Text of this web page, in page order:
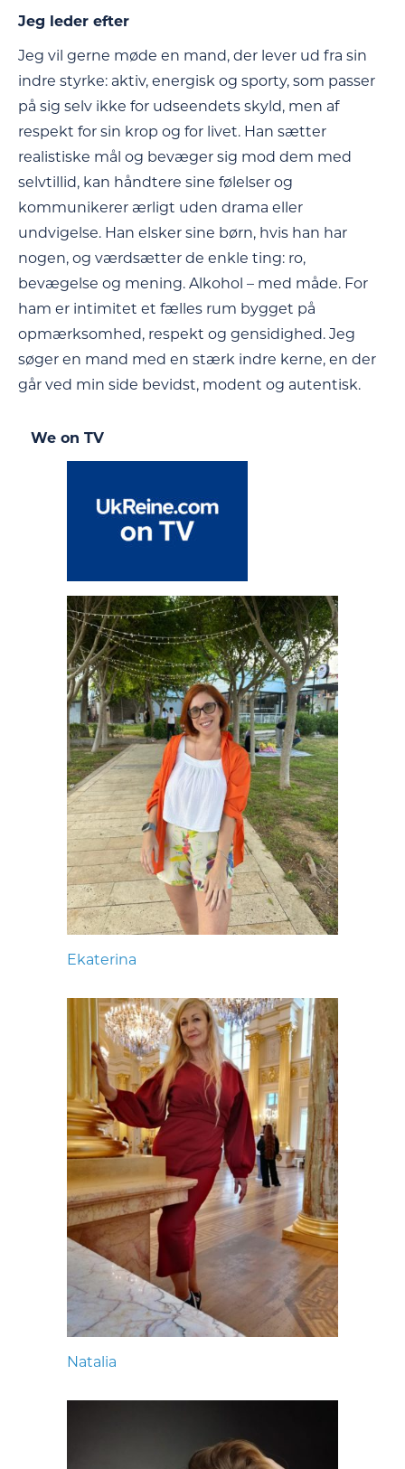
Jeg leder efter
Jeg vil gerne møde en mand, der lever ud fra sin
indre styrke: aktiv, energisk og sporty, som passer
på sig selv ikke for udseendets skyld, men af
respekt for sin krop og for livet. Han sætter
realistiske mål og bevæger sig mod dem med
selvtillid, kan håndtere sine følelser og
kommunikerer ærligt uden drama eller
undvigelse. Han elsker sine børn, hvis han har
nogen, og værdsætter de enkle ting: ro,
bevægelse og mening. Alkohol – med måde. For
ham er intimitet et fælles rum bygget på
opmærksomhed, respekt og gensidighed. Jeg
søger en mand med en stærk indre kerne, en der
går ved min side bevidst, modent og autentisk.
We on TV
Ekaterina
Natalia